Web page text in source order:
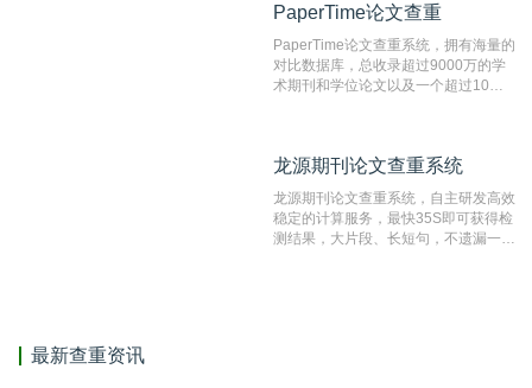
系统，可检测中文、英文两种语言的论
PaperTime论文查重
PaperTime论文查重系统，拥有海量的
对比数据库，总收录超过9000万的学
术期刊和学位论文以及一个超过10亿
对，利用指纹索引快速而精准地在云检
有相似的片段，该项技术检测速度快、
准确率高，市场反映良好。
龙源期刊论文查重系统
龙源期刊论文查重系统，自主研发高效
稳定的计算服务，最快35S即可获得检
测结果，大片段、长短句，不遗漏一处
最新查重资讯